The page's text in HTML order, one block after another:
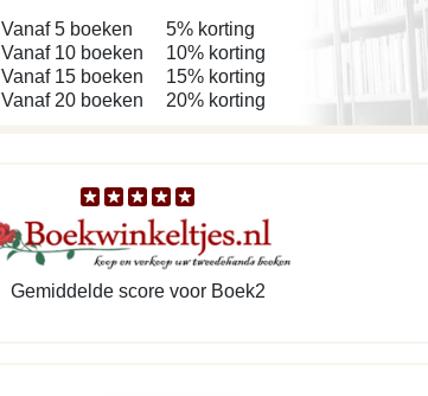
Vanaf 5 boeken
Vanaf 10 boeken
Vanaf 15 boeken
Vanaf 20 boeken
5% korting
10% korting
15% korting
20% korting
Gemiddelde score voor Boek2